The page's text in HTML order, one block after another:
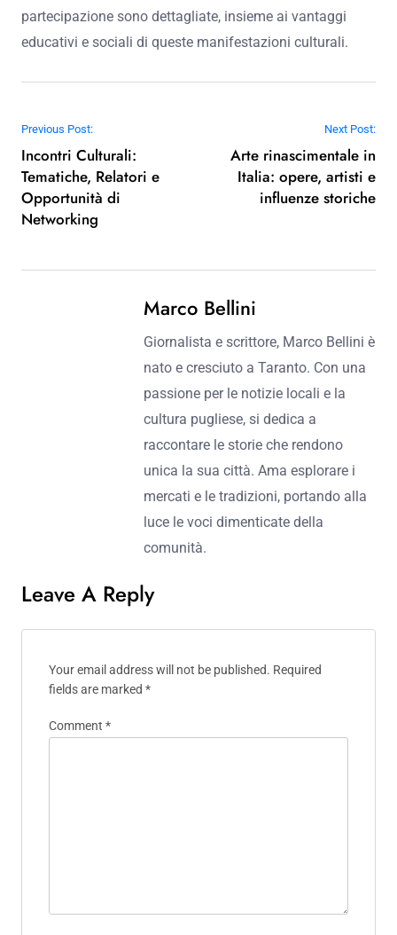
partecipazione sono dettagliate, insieme ai vantaggi
educativi e sociali di queste manifestazioni culturali.
Post navigation
Previous Post:
Incontri Culturali:
Tematiche, Relatori e
Opportunità di
Networking
Next Post:
Arte rinascimentale in
Italia: opere, artisti e
influenze storiche
Marco Bellini
Giornalista e scrittore, Marco Bellini è
nato e cresciuto a Taranto. Con una
passione per le notizie locali e la
cultura pugliese, si dedica a
raccontare le storie che rendono
unica la sua città. Ama esplorare i
mercati e le tradizioni, portando alla
luce le voci dimenticate della
comunità.
Leave A Reply
Your email address will not be published. Required
fields are marked *
Comment *